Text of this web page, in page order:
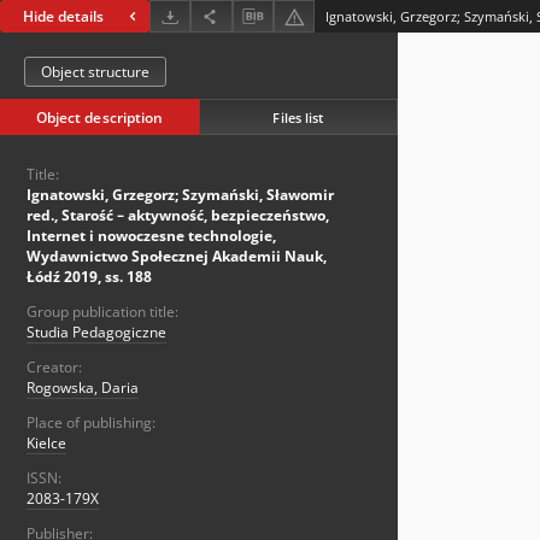
Hide details
Object structure
Object description Files list
Title:
Ignatowski, Grzegorz; Szymański, Sławomir
red., Starość – aktywność, bezpieczeństwo,
Internet i nowoczesne technologie,
Wydawnictwo Społecznej Akademii Nauk,
Łódź 2019, ss. 188
Group publication title:
Studia Pedagogiczne
Creator:
Rogowska, Daria
Place of publishing:
Kielce
ISSN:
2083-179X
Publisher: